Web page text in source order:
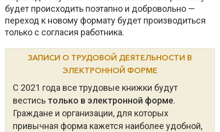
будет происходить поэтапно и добровольно —
переход к новому формату будет производиться
только с согласия работника.
ЗАПИСИ О ТРУДОВОЙ ДЕЯТЕЛЬНОСТИ В
ЭЛЕКТРОННОЙ ФОРМЕ
С 2021 года все трудовые книжки будут
вестись только в электронной форме.
Граждане и организации, для которых
привычная форма кажется наиболее удобной,